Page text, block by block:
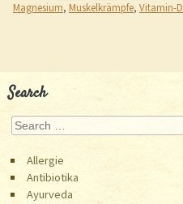
Magnesium, Muskelkrämpfe, Vitamin-D
Post navigation
Search
Search
Allergie
Antibiotika
Ayurveda